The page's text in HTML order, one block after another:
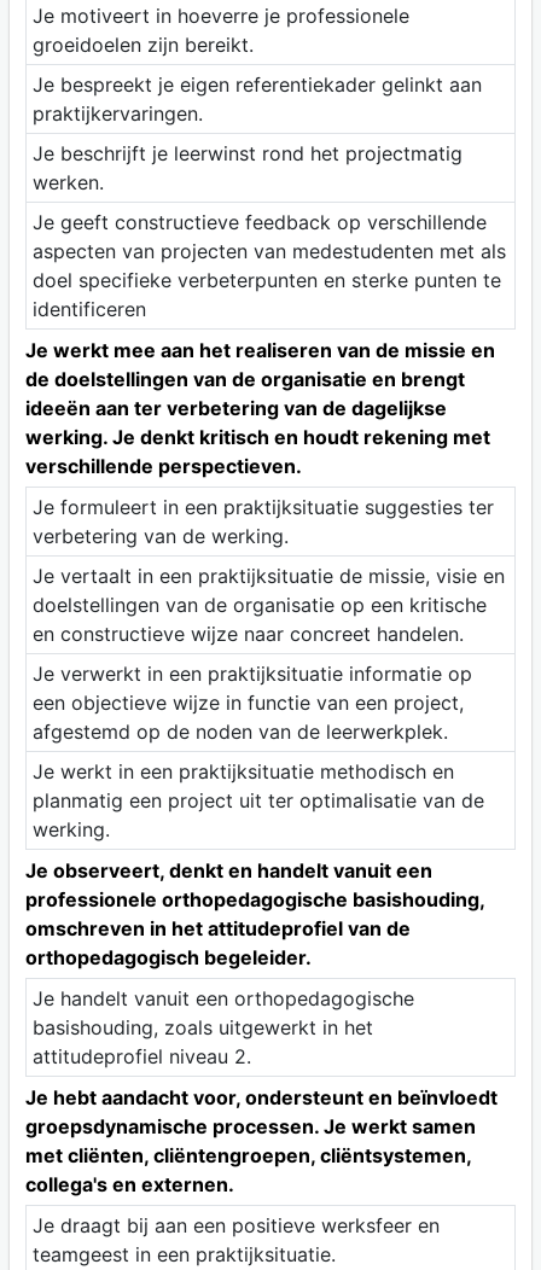
Je motiveert in hoeverre je professionele
groeidoelen zijn bereikt.
Je bespreekt je eigen referentiekader gelinkt aan
praktijkervaringen.
Je beschrijft je leerwinst rond het projectmatig
werken.
Je geeft constructieve feedback op verschillende
aspecten van projecten van medestudenten met als
doel specifieke verbeterpunten en sterke punten te
identificeren
Je werkt mee aan het realiseren van de missie en
de doelstellingen van de organisatie en brengt
ideeën aan ter verbetering van de dagelijkse
werking. Je denkt kritisch en houdt rekening met
verschillende perspectieven.
Je formuleert in een praktijksituatie suggesties ter
verbetering van de werking.
Je vertaalt in een praktijksituatie de missie, visie en
doelstellingen van de organisatie op een kritische
en constructieve wijze naar concreet handelen.
Je verwerkt in een praktijksituatie informatie op
een objectieve wijze in functie van een project,
afgestemd op de noden van de leerwerkplek.
Je werkt in een praktijksituatie methodisch en
planmatig een project uit ter optimalisatie van de
werking.
Je observeert, denkt en handelt vanuit een
professionele orthopedagogische basishouding,
omschreven in het attitudeprofiel van de
orthopedagogisch begeleider.
Je handelt vanuit een orthopedagogische
basishouding, zoals uitgewerkt in het
attitudeprofiel niveau 2.
Je hebt aandacht voor, ondersteunt en beïnvloedt
groepsdynamische processen. Je werkt samen
met cliënten, cliëntengroepen, cliëntsystemen,
collega's en externen.
Je draagt bij aan een positieve werksfeer en
teamgeest in een praktijksituatie.